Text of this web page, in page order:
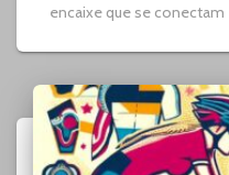
encaixe que se conectam